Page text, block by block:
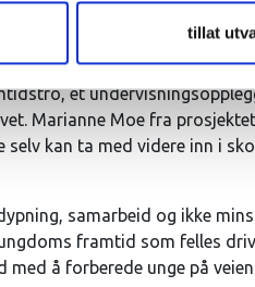
tillat
et
Marianne Moe fra
kan ta med videre inn i
samarbeid og ikke
framtid som felles
å forberede unge på